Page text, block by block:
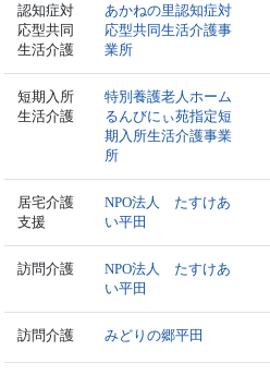
認知症対
応型共同
生活介護
あかねの里認知症対
応型共同生活介護事
業所
短期入所
生活介護
特別養護老人ホーム
るんびにぃ苑指定短
期入所生活介護事業
所
居宅介護
支援
NPO法人 たすけあ
い平田
訪問介護
NPO法人 たすけあ
い平田
訪問介護 みどりの郷平田